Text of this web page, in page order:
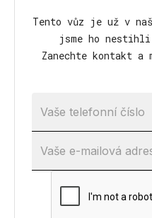
Tento vůz je už v
jsme ho
Zanechte kontakt a